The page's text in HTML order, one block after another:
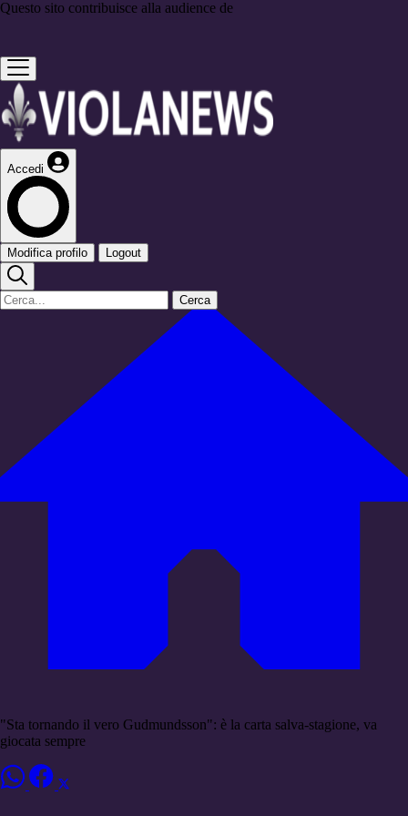
Questo sito contribuisce alla audience de
Accedi
Modifica profilo Logout
Cerca
"Sta tornando il vero Gudmundsson": è la carta salva-stagione, va
giocata sempre